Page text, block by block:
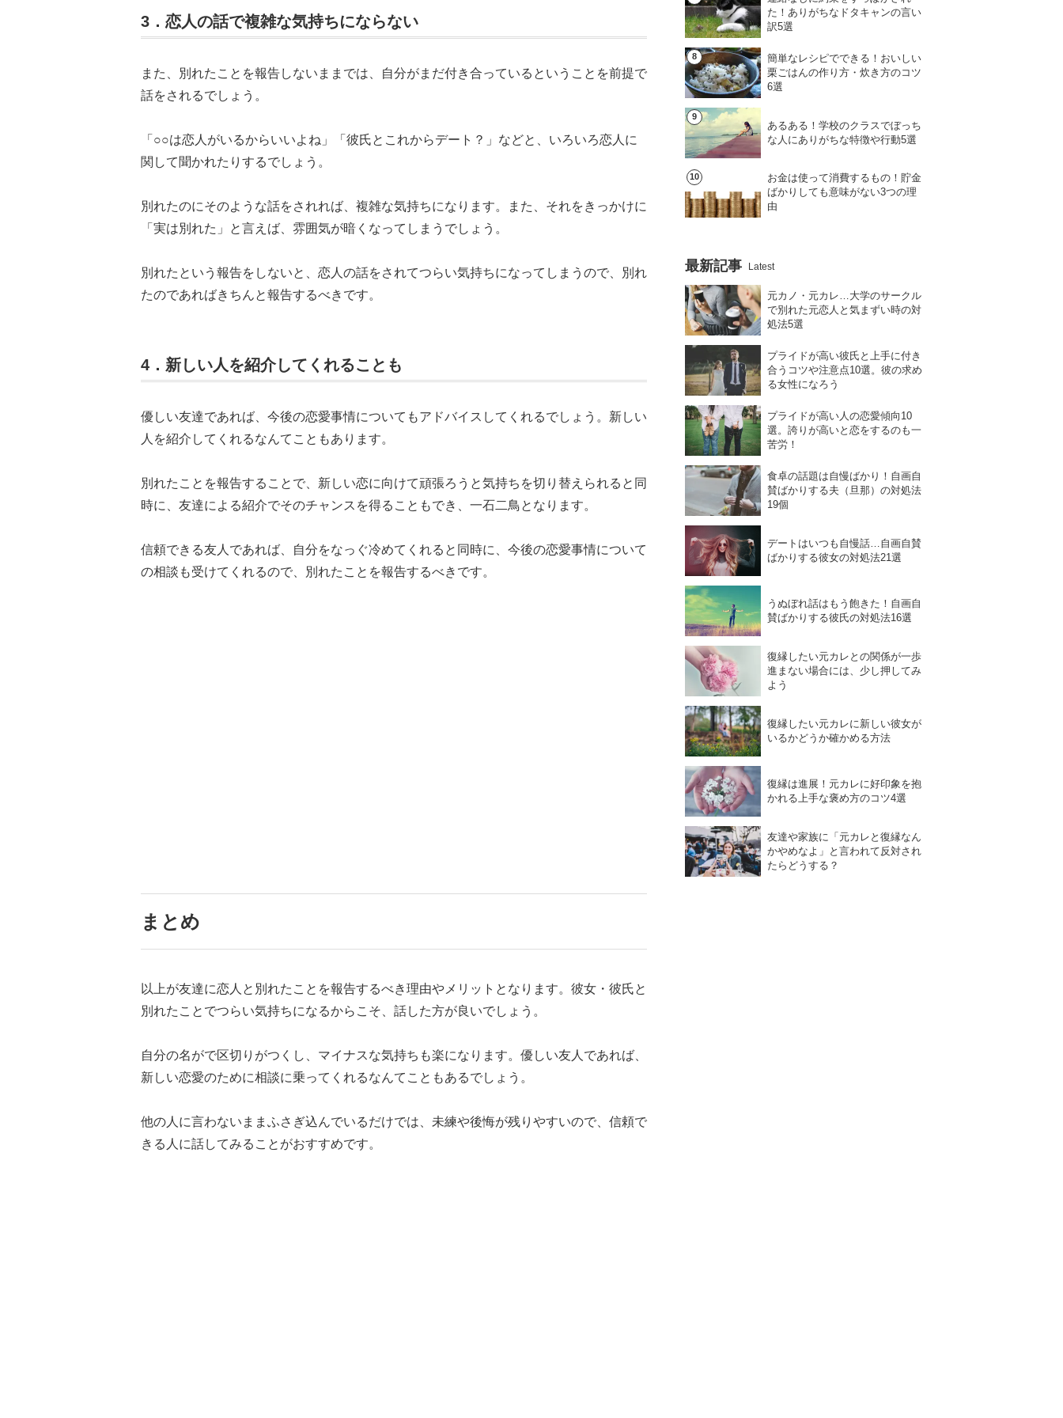
3．恋人の話で複雑な気持ちにならない
また、別れたことを報告しないままでは、自分がまだ付き合っているということを前提で
話をされるでしょう。
「○○は恋人がいるからいいよね」「彼氏とこれからデート？」などと、いろいろ恋人に
関して聞かれたりするでしょう。
別れたのにそのような話をされれば、複雑な気持ちになります。また、それをきっかけに
「実は別れた」と言えば、雰囲気が暗くなってしまうでしょう。
別れたという報告をしないと、恋人の話をされてつらい気持ちになってしまうので、別れ
たのであればきちんと報告するべきです。
4．新しい人を紹介してくれることも
優しい友達であれば、今後の恋愛事情についてもアドバイスしてくれるでしょう。新しい
人を紹介してくれるなんてこともあります。
別れたことを報告することで、新しい恋に向けて頑張ろうと気持ちを切り替えられると同
時に、友達による紹介でそのチャンスを得ることもでき、一石二鳥となります。
信頼できる友人であれば、自分をなっぐ冷めてくれると同時に、今後の恋愛事情について
の相談も受けてくれるので、別れたことを報告するべきです。
まとめ
以上が友達に恋人と別れたことを報告するべき理由やメリットとなります。彼女・彼氏と
別れたことでつらい気持ちになるからこそ、話した方が良いでしょう。
自分の名がで区切りがつくし、マイナスな気持ちも楽になります。優しい友人であれば、
新しい恋愛のために相談に乗ってくれるなんてこともあるでしょう。
他の人に言わないままふさぎ込んでいるだけでは、未練や後悔が残りやすいので、信頼で
きる人に話してみることがおすすめです。
た！ありがちなドタキャンの言い
訳5選
簡単なレシピでできる！おいしい
栗ごはんの作り方・炊き方のコツ
6選
あるある！学校のクラスでぼっち
な人にありがちな特徴や行動5選
お金は使って消費するもの！貯金
ばかりしても意味がない3つの理
由
最新記事 Latest
元カノ・元カレ…大学のサークル
で別れた元恋人と気まずい時の対
処法5選
プライドが高い彼氏と上手に付き
合うコツや注意点10選。彼の求め
る女性になろう
プライドが高い人の恋愛傾向10
選。誇りが高いと恋をするのも一
苦労！
食卓の話題は自慢ばかり！自画自
賛ばかりする夫（旦那）の対処法
19個
デートはいつも自慢話…自画自賛
ばかりする彼女の対処法21選
うぬぼれ話はもう飽きた！自画自
賛ばかりする彼氏の対処法16選
復縁したい元カレとの関係が一歩
進まない場合には、少し押してみ
よう
復縁したい元カレに新しい彼女が
いるかどうか確かめる方法
復縁は進展！元カレに好印象を抱
かれる上手な褒め方のコツ4選
友達や家族に「元カレと復縁なん
かやめなよ」と言われて反対され
たらどうする？